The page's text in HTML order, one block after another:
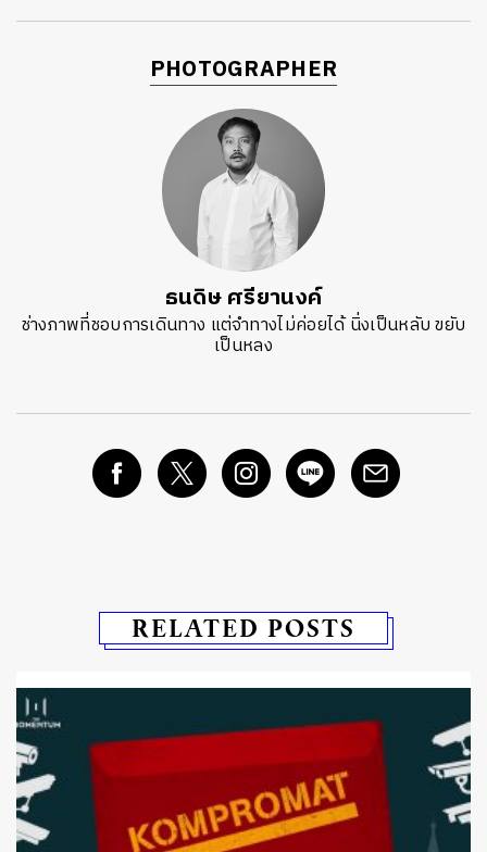
PHOTOGRAPHER
ธนดิษ​ ศรี​ยา​นงค์​
ช่างภาพที่ชอบการเดินทาง แต่จำทางไม่ค่อยได้ นิ่งเป็นหลับ ขยับ
เป็นหลง
RELATED POSTS